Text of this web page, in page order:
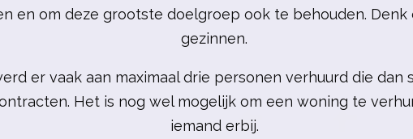
en om deze grootste doelgroep ook te behouden. Denk
gezinnen.
er vaak aan maximaal drie personen verhuurd die dan
Het is nog wel mogelijk om een woning te
iemand erbij.